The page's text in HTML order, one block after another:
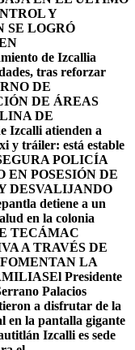
Y
SE LOGRÓ
de Izcallia
tras reforzar
DE
DE ÁREAS
DE
Izcalli atienden a
y tráiler: está estable
POLICÍA
POSESIÓN DE
DESVALIJANDO
detiene a un
en la colonia
TECÁMAC
A TRAVÉS DE
LA
El Presidente
Palacios
a disfrutar de la
en la pantalla gigante
Izcalli es sede